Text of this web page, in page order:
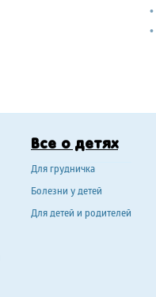
•
•
Все о детях
Для грудничка
Болезни у детей
Для детей и родителей